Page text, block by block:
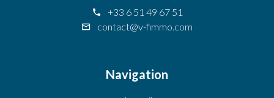
+33 6 51 49 67 51
contact@v-fimmo.com
Navigation